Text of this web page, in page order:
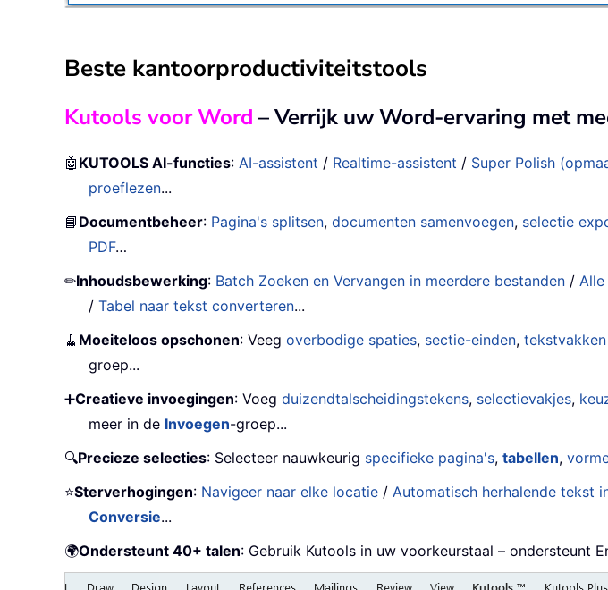
Beste kantoorproductiviteitstools
Kutools voor Word – Verrijk uw Word-ervaring met
🤖 KUTOOLS AI-functies: AI-assistent / Realtime-assistent / Super Polish
proeflezen...
📘 Documentbeheer: Pagina's splitsen, documenten samenvoegen, selectie
PDF…
✏Inhoudsbewerking: Batch Zoeken en Vervangen in meerdere bestanden / Alle
/Tabel naar tekst converteren...
🧹 Moeiteloos opschonen: Veeg overbodige spaties, sectie-einden, tekstvakken
groep...
➕Creatieve invoegingen: Voeg duizendtalscheidingstekens, selectievakjes,
meer in de Invoegen-groep...
🔍Precieze selecties: Selecteer nauwkeurig specifieke pagina's, tabellen,
⭐Sterverhogingen: Navigeer naar elke locatie / Automatisch herhalende tekst
Conversie...
🌍Ondersteunt 40+ talen: Gebruik Kutools in uw voorkeurstaal – ondersteunt